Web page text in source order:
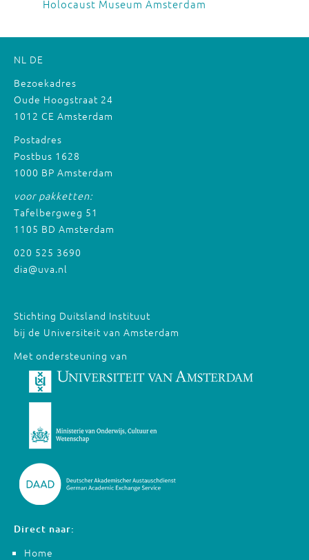
Holocaust Museum Amsterdam
NL DE
Bezoekadres
Oude Hoogstraat 24
1012 CE Amsterdam
Postadres
Postbus 1628
1000 BP Amsterdam
voor pakketten:
Tafelbergweg 51
1105 BD Amsterdam
020 525 3690
dia@uva.nl
Stichting Duitsland Instituut
bij de Universiteit van Amsterdam
Met ondersteuning van
Direct naar:
Home